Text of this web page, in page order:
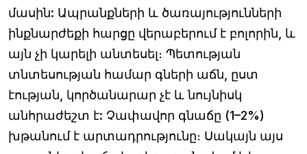
մասին: Ապրանքների և ծառայությունների
ինքնարժեքի հարցը վերաբերում է բոլորին, և
այն չի կարելի անտեսել։ Պետության
տնտեսության համար գների աճն, ըստ
էության, կործանարար չէ և նույնիսկ
անհրաժեշտ է: Չափավոր գնաճը (1–2%)
խթանում է արտադրությունը։ Սակայն այս